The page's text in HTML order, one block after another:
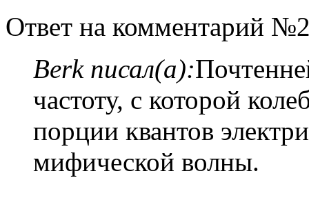
Ответ на комментарий
Berk писал(а):
частоту, с которой
порции квантов
мифической волны.